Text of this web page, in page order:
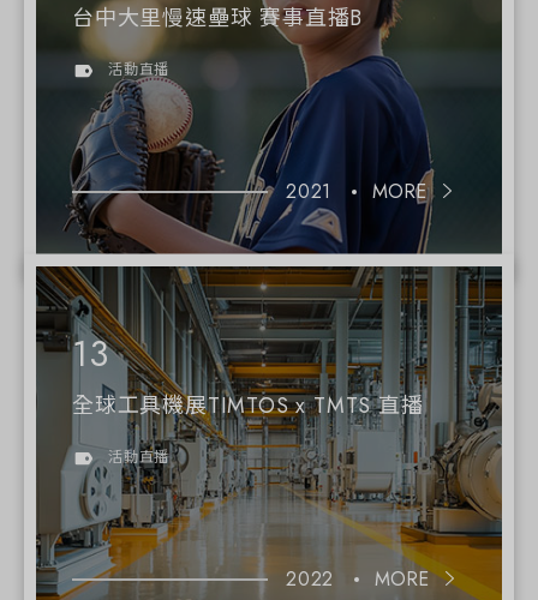
台中大里慢速壘球 賽事直播B
活動直播
2021 MORE
全球工具機展TIMTOS x TMTS 直播
活動直播
2022 MORE